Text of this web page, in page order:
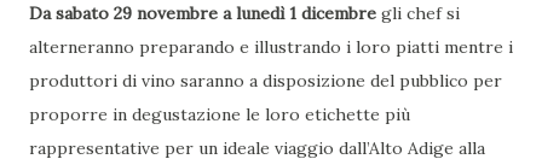
Da sabato 29 novembre a lunedì 1 dicembre gli chef si
alterneranno preparando e illustrando i loro piatti mentre i
produttori di vino saranno a disposizione del pubblico per
proporre in degustazione le loro etichette più
rappresentative per un ideale viaggio dall’Alto Adige alla